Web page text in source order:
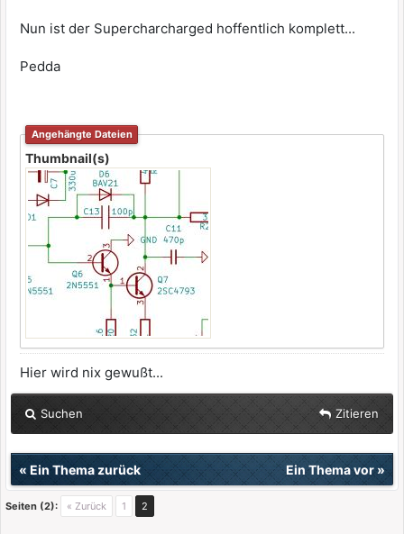
Nun ist der Supercharcharged hoffentlich komplett...
Pedda
Angehängte Dateien
Thumbnail(s)
Hier wird nix gewußt...
Suchen Zitieren
« Ein Thema zurück Ein Thema vor»
Seiten (2): « Zurück 1 2